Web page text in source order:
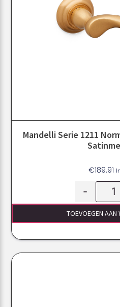
Mandelli Serie 1211
€189.91
-
TOEVOEGEN AAN